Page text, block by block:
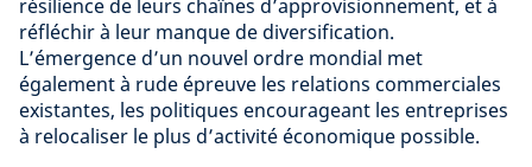
résilience de leurs chaînes d’approvisionnement, et à
réfléchir à leur manque de diversification.
L’émergence d’un nouvel ordre mondial met
également à rude épreuve les relations commerciales
existantes, les politiques encourageant les entreprises
à relocaliser le plus d’activité économique possible.